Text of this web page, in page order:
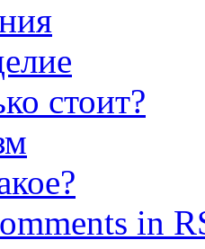
стоит?
in